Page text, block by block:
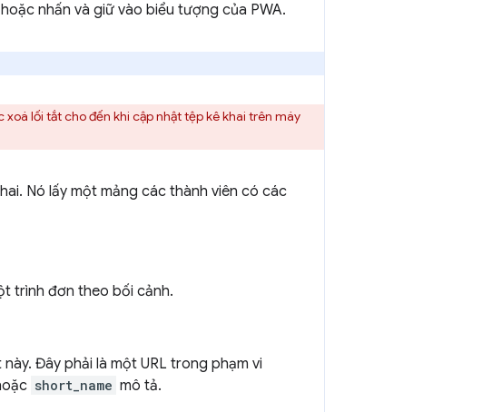
nhấn và giữ vào biểu tượng của PWA.
lối tắt cho đến khi cập nhật tệp kê khai trên máy
Nó lấy một mảng các thành viên có các
trình đơn theo bối cảnh.
Đây phải là một URL trong phạm vi
short_name mô tả.